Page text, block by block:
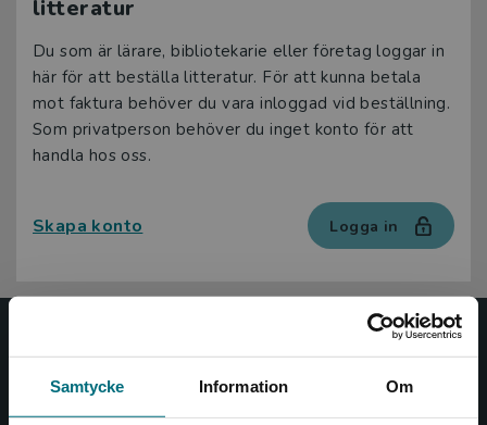
Samtycke Information Om
litteratur
Du som är lärare, bibliotekarie eller företag loggar in
här för att beställa litteratur. För att kunna betala
mot faktura behöver du vara inloggad vid beställning.
Som privatperson behöver du inget konto för att
handla hos oss.
Skapa konto Logga in
Nypon och Vilja
Nypon och Vilja förlag ger ut böcker som väcker läslust